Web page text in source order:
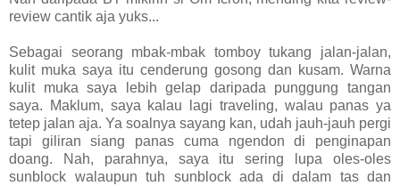
review cantik aja yuks...
Sebagai seorang mbak-mbak tomboy tukang jalan-jalan,
kulit muka saya itu cenderung gosong dan kusam. Warna
kulit muka saya lebih gelap daripada punggung tangan
saya. Maklum, saya kalau lagi traveling, walau panas ya
tetep jalan aja. Ya soalnya sayang kan, udah jauh-jauh pergi
tapi giliran siang panas cuma ngendon di penginapan
doang. Nah, parahnya, saya itu sering lupa oles-oles
sunblock walaupun tuh sunblock ada di dalam tas dan